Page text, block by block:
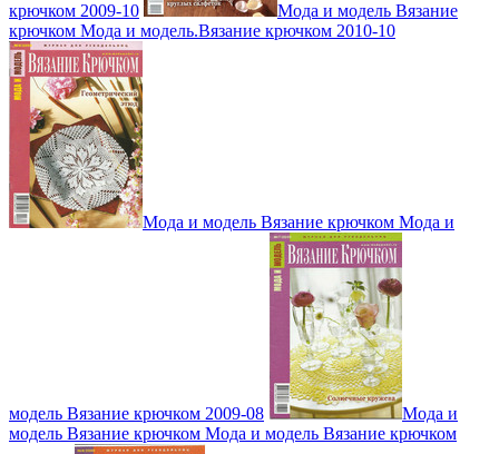
крючком 2009-10
Мода и модель Вязание
крючком Мода и модель.Вязание крючком 2010-10
Мода и модель Вязание крючком Мода и
модель Вязание крючком 2009-08
Мода и
модель Вязание крючком Мода и модель Вязание крючком